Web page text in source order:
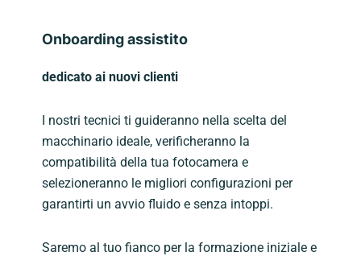
Onboarding assistito
dedicato ai nuovi clienti
I nostri tecnici ti guideranno nella scelta del
macchinario ideale, verificheranno la
compatibilità della tua fotocamera e
selezioneranno le migliori configurazioni per
garantirti un avvio fluido e senza intoppi.
Saremo al tuo fianco per la formazione iniziale e